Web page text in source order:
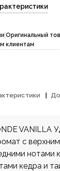
Оригинальный
клиентам
VANILLA
с
нотами
кедра и